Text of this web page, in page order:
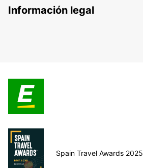
Información legal
Spain Travel Awards 2025